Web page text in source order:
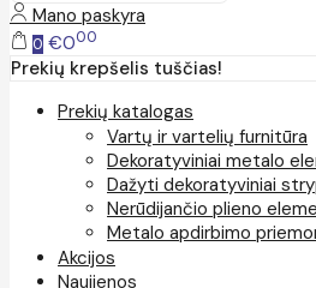
Mano paskyra
0 €000
Prekių krepšelis tuščias!
Prekių katalogas
Vartų ir vartelių furnitūra
Dekoratyviniai metalo
Dažyti dekoratyviniai
Nerūdijančio plieno
Metalo apdirbimo
Akcijos
Naujienos